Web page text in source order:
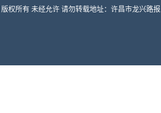
权所有 未经允许 请勿转载地址：许昌市龙兴路